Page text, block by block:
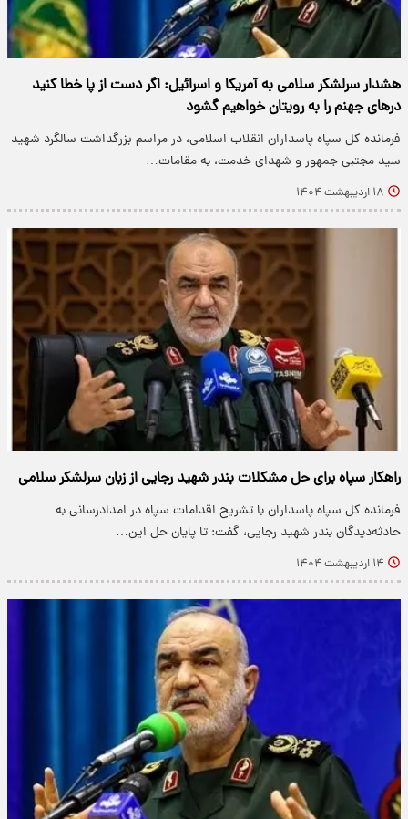
هشدار سرلشکر سلامی به آمریکا و اسرائیل: اگر دست از پا خطا کنید
درهای جهنم را به رویتان خواهیم گشود
فرمانده کل سپاه پاسداران انقلاب اسلامی، در مراسم بزرگداشت سالگرد شهید
سید مجتبی جمهور و شهدای خدمت، به مقامات…
۱۸ اردیبهشت ۱۴۰۴
راهکار سپاه برای حل مشکلات بندر شهید رجایی از زبان سرلشکر سلامی
فرمانده کل سپاه پاسداران با تشریح اقدامات سپاه در امدادرسانی به
حادثه‌دیدگان بندر شهید رجایی، گفت: تا پایان حل این…
۱۴ اردیبهشت ۱۴۰۴